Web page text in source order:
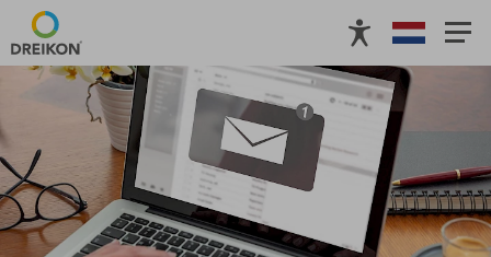
Stuur inTransparantie en juridische zaken